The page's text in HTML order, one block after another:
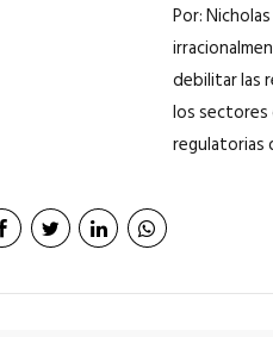
Por:
debilitar las
los sectores
regulatorias